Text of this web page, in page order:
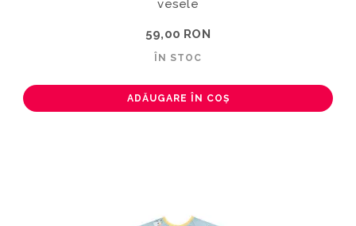
vesele
59,00 RON
ÎN STOC
ADĂUGARE ÎN COȘ